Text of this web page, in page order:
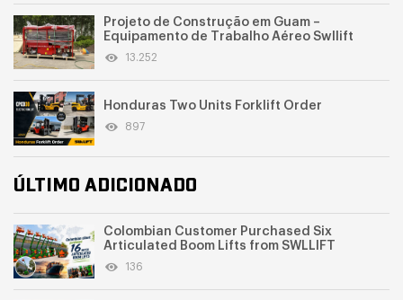
Projeto de Construção em Guam –
Equipamento de Trabalho Aéreo Swllift
13.252
Honduras Two Units Forklift Order
897
ÚLTIMO ADICIONADO
Colombian Customer Purchased Six
Articulated Boom Lifts from SWLLIFT
136